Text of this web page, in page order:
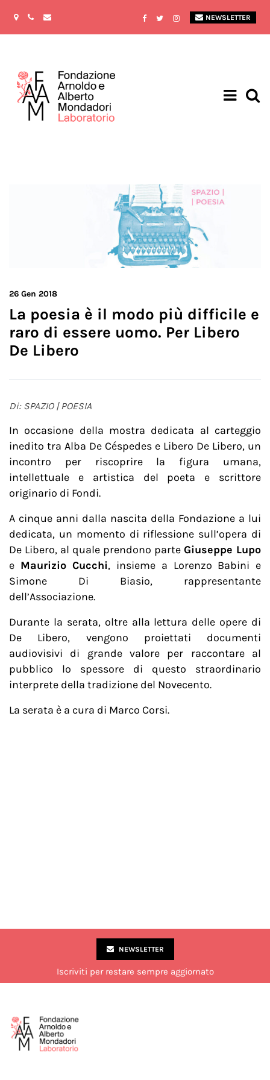
NEWSLETTER
26 Gen 2018
La poesia è il modo più difficile e
raro di essere uomo. Per Libero
De Libero
Di: SPAZIO | POESIA
In occasione della mostra dedicata al carteggio
inedito tra Alba De Céspedes e Libero De Libero, un
incontro per riscoprire la figura umana,
intellettuale e artistica del poeta e scrittore
originario di Fondi.
A cinque anni dalla nascita della Fondazione a lui
dedicata, un momento di riflessione sull’opera di
De Libero, al quale prendono parte Giuseppe Lupo
e Maurizio Cucchi, insieme a Lorenzo Babini e
Simone Di Biasio, rappresentante
dell’Associazione.
Durante la serata, oltre alla lettura delle opere di
De Libero, vengono proiettati documenti
audiovisivi di grande valore per raccontare al
pubblico lo spessore di questo straordinario
interprete della tradizione del Novecento.
La serata è a cura di Marco Corsi.
NEWSLETTER
Iscriviti per restare sempre aggiornato